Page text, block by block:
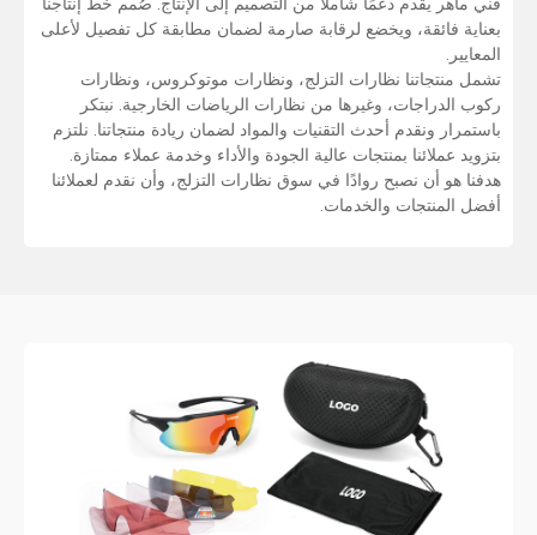
بعناية فائقة، ويخضع لرقابة صارمة لضمان مطابقة كل تفصيل لأعلى
المعايير.
تشمل منتجاتنا نظارات التزلج، ونظارات موتوكروس، ونظارات
ركوب الدراجات، وغيرها من نظارات الرياضات الخارجية. نبتكر
باستمرار ونقدم أحدث التقنيات والمواد لضمان ريادة منتجاتنا. نلتزم
بتزويد عملائنا بمنتجات عالية الجودة والأداء وخدمة عملاء ممتازة.
هدفنا هو أن نصبح روادًا في سوق نظارات التزلج، وأن نقدم لعملائنا
أفضل المنتجات والخدمات.